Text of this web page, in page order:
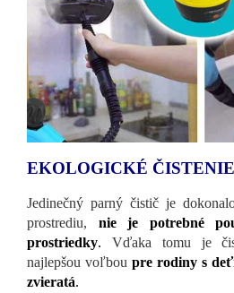
EKOLOGICKÉ ČISTENIE
Jedinečný parný čistič je
prostrediu,
nie je potrebné
prostriedky. Vďaka tomu je
najlepšou voľbou pre rodiny s
zvieratá.